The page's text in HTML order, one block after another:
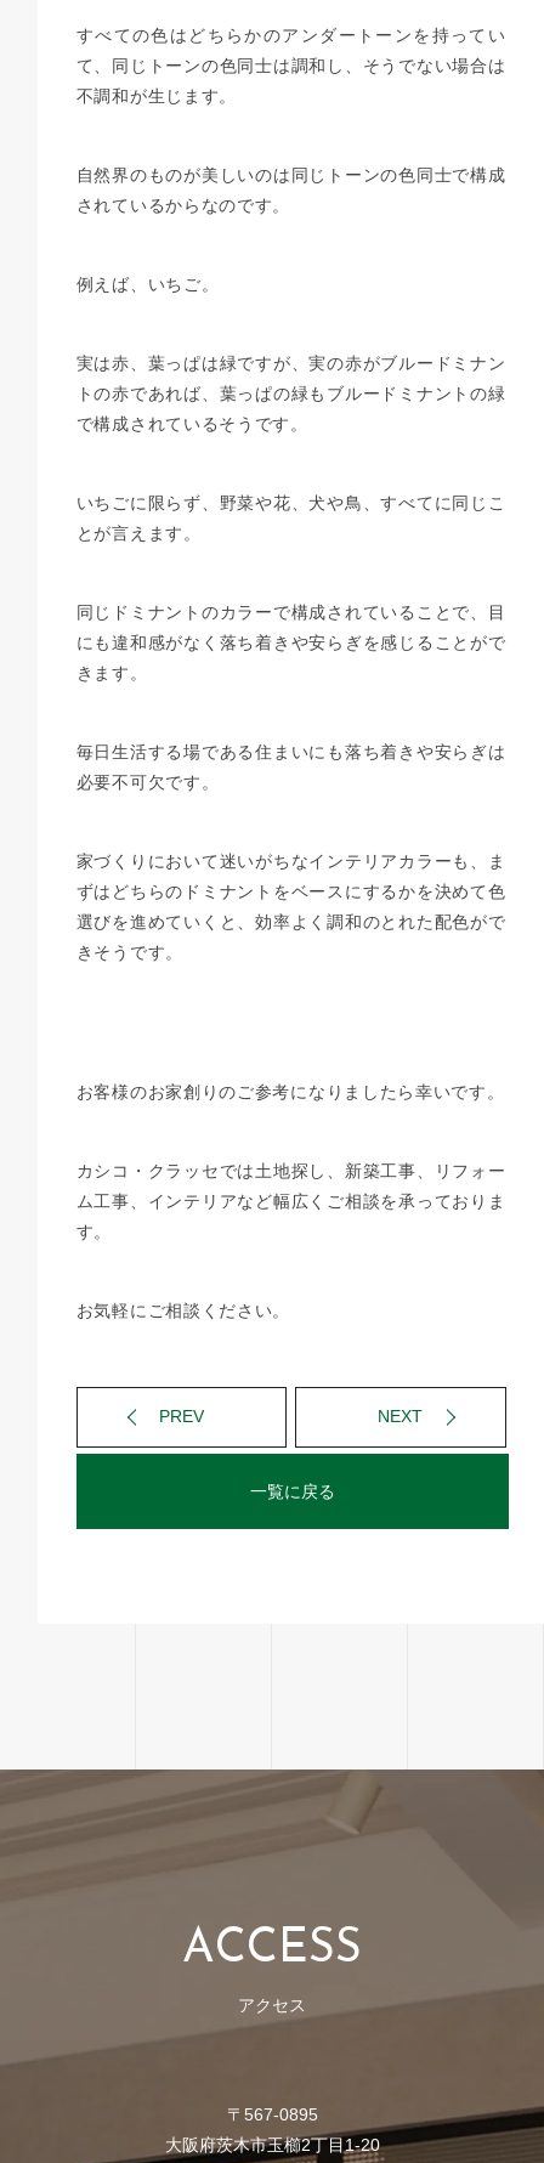
すべての色はどちらかのアンダートーンを持ってい
て、同じトーンの色同士は調和し、そうでない場合は
不調和が生じます。
自然界のものが美しいのは同じトーンの色同士で構成
されているからなのです。
例えば、いちご。
実は赤、葉っぱは緑ですが、実の赤がブルードミナン
トの赤であれば、葉っぱの緑もブルードミナントの緑
で構成されているそうです。
いちごに限らず、野菜や花、犬や鳥、すべてに同じこ
とが言えます。
同じドミナントのカラーで構成されていることで、目
にも違和感がなく落ち着きや安らぎを感じることがで
きます。
毎日生活する場である住まいにも落ち着きや安らぎは
必要不可欠です。
家づくりにおいて迷いがちなインテリアカラーも、ま
ずはどちらのドミナントをベースにするかを決めて色
選びを進めていくと、効率よく調和のとれた配色がで
きそうです。
お客様のお家創りのご参考になりましたら幸いです。
カシコ・クラッセでは土地探し、新築工事、リフォー
ム工事、インテリアなど幅広くご相談を承っておりま
す。
お気軽にご相談ください。
PREV NEXT
一覧に戻る
ACCESS
アクセス
〒567-0895
大阪府茨木市玉櫛2丁目1-20